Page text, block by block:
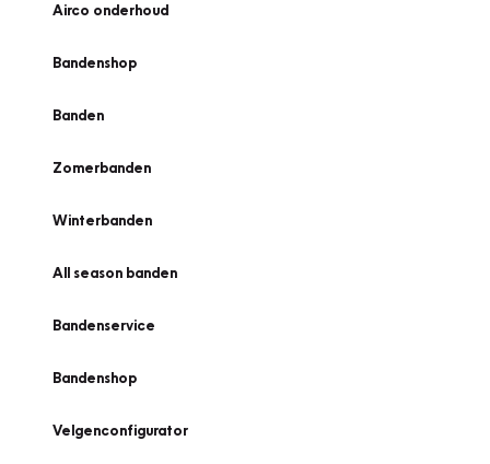
Airco onderhoud
Bandenshop
Banden
Zomerbanden
Winterbanden
All season banden
Bandenservice
Bandenshop
Velgenconfigurator